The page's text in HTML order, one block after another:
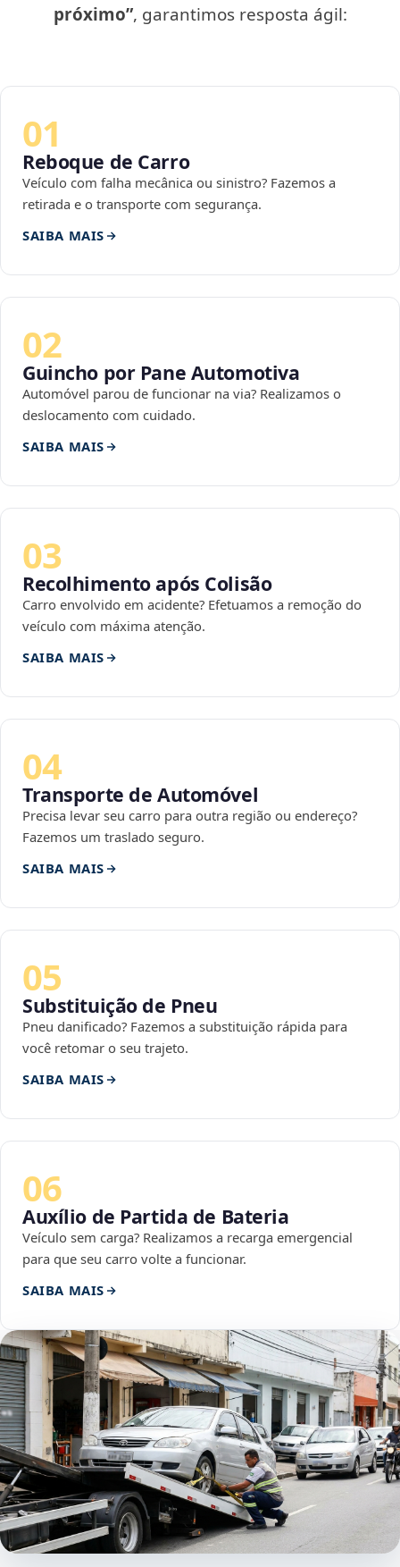
próximo”, garantimos resposta ágil:
01
Reboque de Carro
Veículo com falha mecânica ou sinistro? Fazemos a
retirada e o transporte com segurança.
SAIBA MAIS
02
Guincho por Pane Automotiva
Automóvel parou de funcionar na via? Realizamos o
deslocamento com cuidado.
SAIBA MAIS
03
Recolhimento após Colisão
Carro envolvido em acidente? Efetuamos a remoção do
veículo com máxima atenção.
SAIBA MAIS
04
Transporte de Automóvel
Precisa levar seu carro para outra região ou endereço?
Fazemos um traslado seguro.
SAIBA MAIS
05
Substituição de Pneu
Pneu danificado? Fazemos a substituição rápida para
você retomar o seu trajeto.
SAIBA MAIS
06
Auxílio de Partida de Bateria
Veículo sem carga? Realizamos a recarga emergencial
para que seu carro volte a funcionar.
SAIBA MAIS